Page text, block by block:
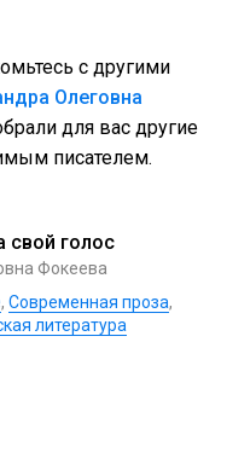
с другими
Олеговна
для вас другие
писателем.
свой голос
Фокеева
, Современная проза,
литература